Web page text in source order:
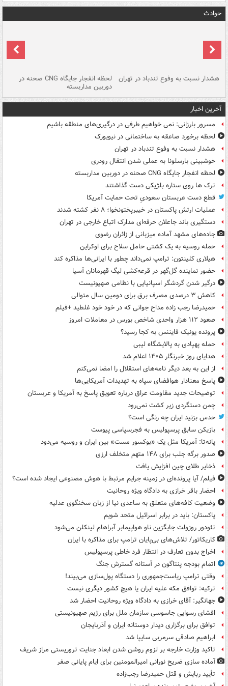
حوادث
هشدار نسبت به وفوع تندباد در تهران لحظه انفجار جایگاه CNG صحنه در
دوربین مداربسته
آخرین اخبار
مسرور بارزانی: نمی خواهیم طرفی در درگیری‌های منطقه باشیم
لحظه برخورد صاعقه به ساختمانی در نیویورک
هشدار نسبت به وفوع تندباد در تهران
خوشبینی بارسلونا به عملی شدن انتقال رودری
لحظه انفجار جایگاه CNG صحنه در دوربین مداربسته
ترک ها روی ستاره بلژیکی دست گذاشتند
قطع دست عربستان سعودیِ تحت حمایت آمریکا
عملیات ارتش پاکستان در خیبرپختونخوا؛ ۸ نفر کشته شدند
دستگیری باند جاعلان حرفه‌ای مدارک اتباع خارجی در تهران
جاده‌های مشهد آماده میزبانی از زائران رضوی
حمله روسیه به یک کشتی حامل سلاح برای اوکراین
هیلاری کلینتون: ترامپ نمی‌داند چطور با ایرانی‌ها مذاکره کند
حضور نماینده گل‌گهر در قرعه‌کشی لیگ قهرمانان آسیا
درگیر شدن گردشگر اسپانیایی با نظامی صهیونیست
کاهش ۳ درصدی مصرف برق برای دومین سال متوالی
حمیدرضا رجب زاده مداح جوانی که در خود خود غلطید +فیلم
صعود ۱۱۲ هزار واحدی شاخص بورس در معاملات امروز
پرونده یونیک فایننس به کجا رسید؟
حمله پهپادی به پالایشگاه لیبی
هدایای روز خبرنگار ۱۴۰۵ اعلام شد
از این به بعد دیگر نامه‌های استقلال را امضا نمی‌کنم
پاسخ معنادار هوافضای سپاه به تهدیدات آمریکایی‌ها
توضیحات جدید مقاومت عراق درباره تعویق پاسخ به آمریکا و عربستان
چمن دستگردی زیر کشت نمی‌رود
حدس بزنید ایران چه رنگی است؟
بازیکن سابق پرسپولیس به فجرسپاسی پیوست
پانه‌تا: آمریکا مثل یک «بوکسور مست» بین ایران و روسیه می‌دود
صدور برگه جلب برای ۱۴۸ متهم متخلف ارزی
ذخایر طلای چین افزایش یافت
فیلم/ آیا پرونده‌ای در زمینه جرایم مرتبط با هوش مصنوعی ایجاد شده است؟
احضار باقر خرازی به دادگاه ویژه روحانیت
وضعیت کافه‌های متعلق به ساعدی نیا از زبان سخنگوی عدلیه
پاکستان: باید در برابر اسرائیل متحد شویم
تئودور روزولت جایگزین ناو هواپیمابر آبراهام لینکلن می‌شود
کاریکاتور/ تلاش‌های بی‌پایان ترامپ برای مذاکره با ایران
اخراج بدون تعارف در انتظار فرد خاطی پرسپولیس
اتمام بودجه پنتاگون در آستانه گسترش جنگ
وقتی ترامپ ریاست‌جمهوری را دستگاه پول‌سازی می‌بیند!
ترکیه: توافق مکه علیه ایران یا هیچ کشور دیگری نیست
جهانگیر: آقای خرازی به دادگاه ویژه روحانیت احضار شد
افشای رسوایی جاسوسی سازمان ملل برای رژیم صهیونیستی
توافق برای برگزاری دیدار دوستانه ایران و آذربایجان
ابراهیم صادقی سرمربی سایپا شد
تاکید وزارت خارجه بر لزوم روشن شدن ابعاد جنایت تروریستی مراز شریف
آماده سازی ضریح نورانی امیرالمومنین برای ایام پایانی صفر
تأیید ربایش و قتل حمیدرضا رجب‌زاده